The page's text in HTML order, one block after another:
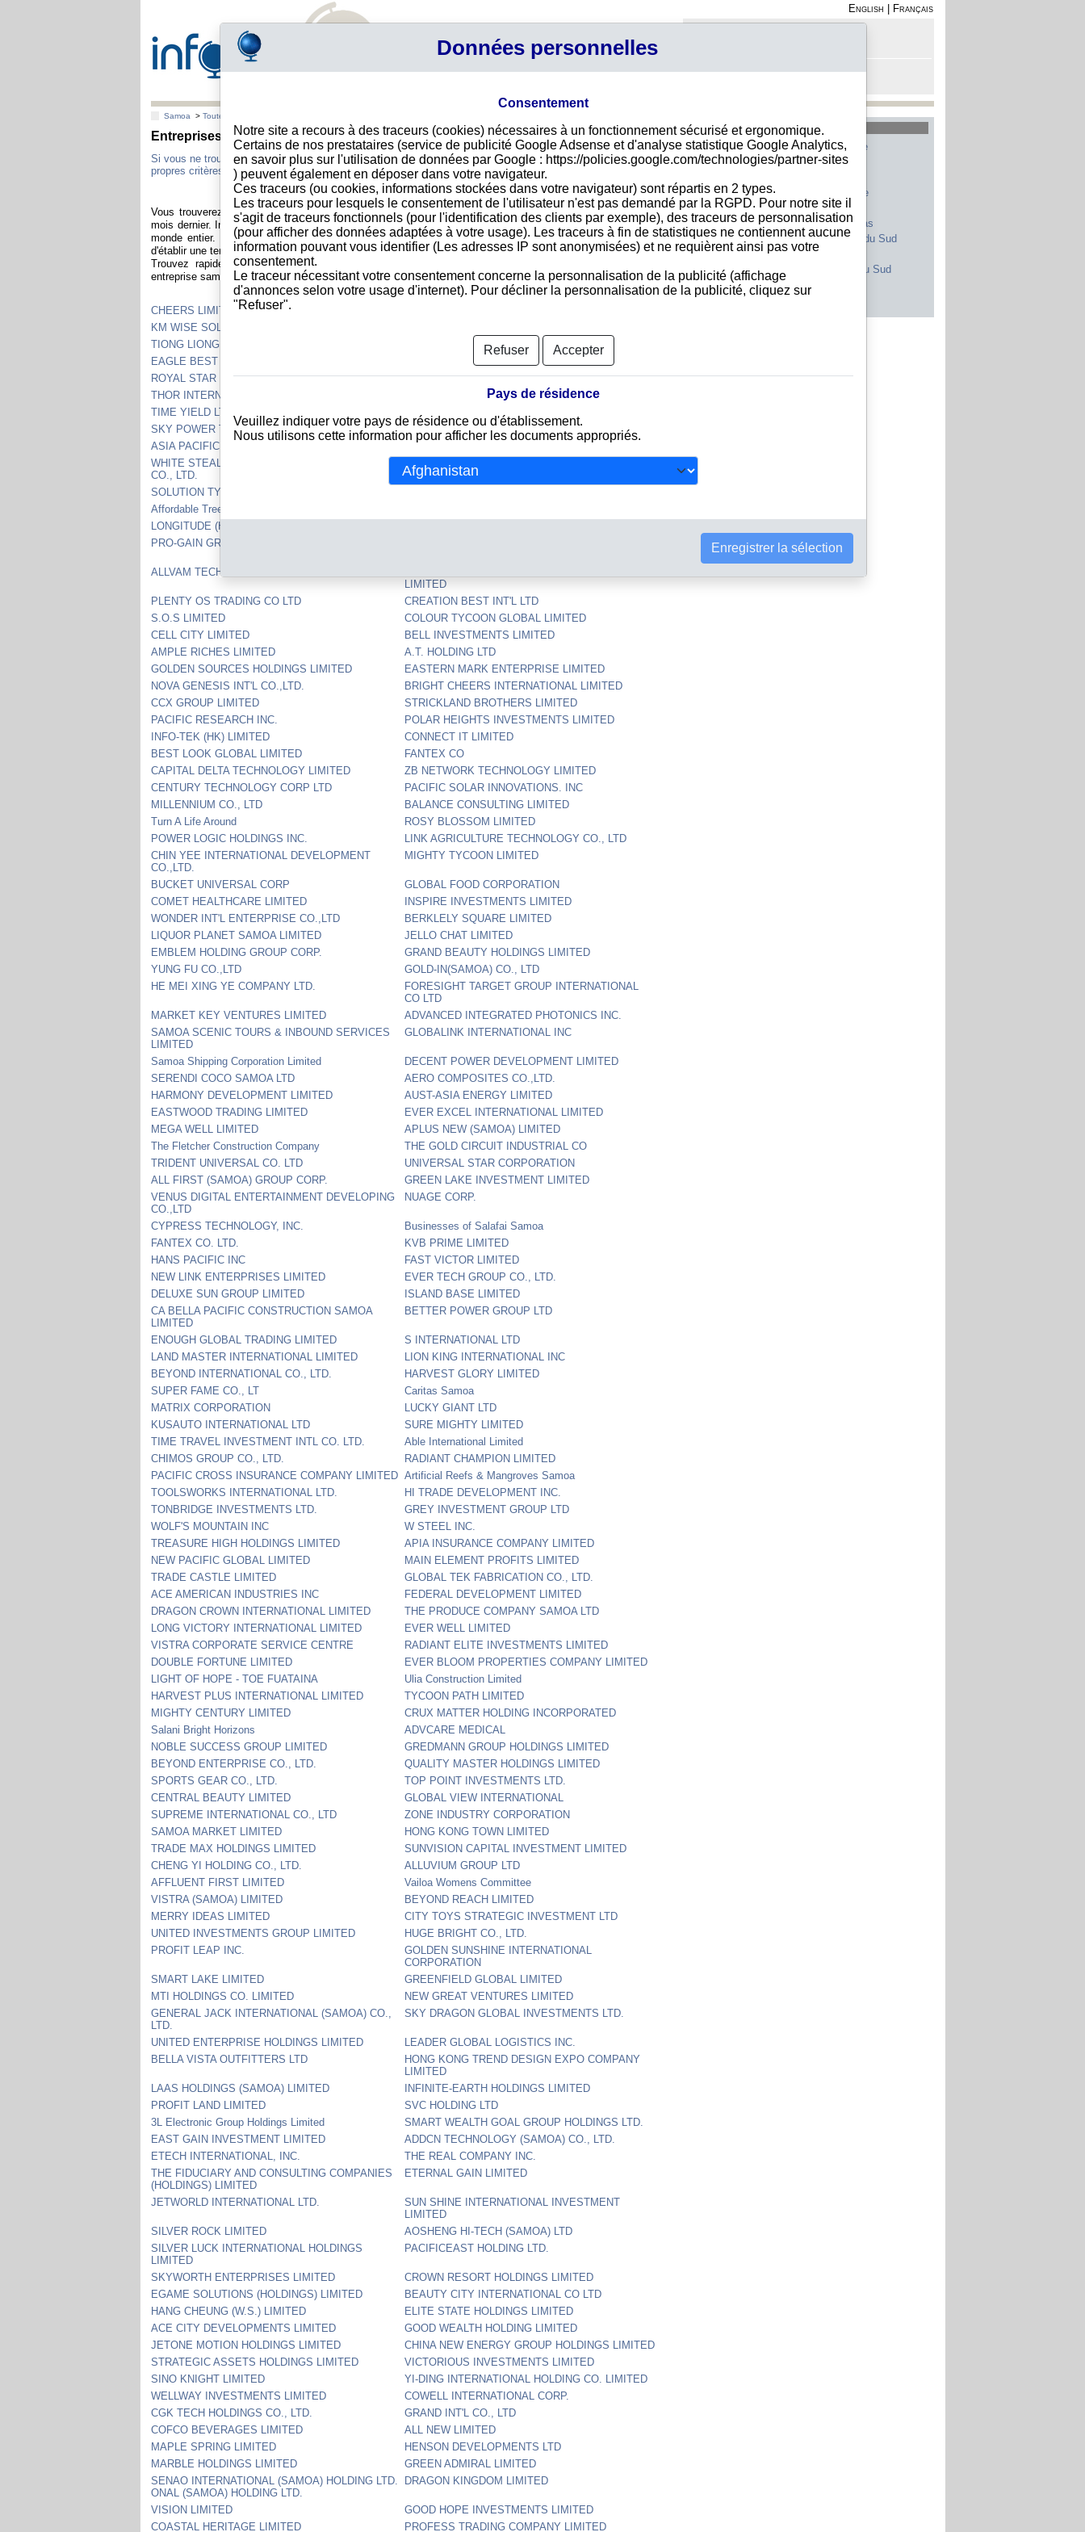
English
Français
Samoa >Toutes villes
Entreprises samoanes ayant été les plus recherchées
Si vous ne trouvez pas la société qui vous intéresse dans la liste ci-dessous, faîtes une recherche avec vos
propres critères : nom, adresse, N° de registre à Samoa
Vous trouverez ci-dessous la liste des sociétés samoanes dont les fiches ont été les plus recherchées le
mois dernier. Info-clipper est un outil spécialisé dans la fourniture d'informations B2B sur les sociétés dans le
monde entier. Il est consulté dans le monde entier. Cette variété des provenances des recherches permet
d'établir une tendance globale des consultations.
Trouvez rapidement les informations et documents nécessaires pour vous assurer de la fiabilité d'une
entreprise samoane : bilans, dirigeants, solvabilité...
CHEERS LIMITED
KM WISE SOLUTION LIMITED
TIONG LIONG TRADING SAMOA CO., LTD
OCEAN WINNER LTD.
EAGLE BEST VENTURES LIMITED
NEW WELL INTERNATIONAL LTD
ROYAL STAR INTERNATIONAL CO. LIMITED
BEST SURPASS LIMITED
THOR INTERNATIONAL LIMITED
FORTUNA ENTERTAINMENT COMPANY LIMITED
TIME YIELD LTD.
SKY POWER TECHNOLOGY LIMITED
Telbac Engineering
ASIA PACIFIC INVESTMENT GROUP LIMITED
SAI MOTORS
WHITE STEALTH ELECTRONIC TECHNOLOGY
CO., LTD.
WHITE STEALTH ELECTRONIC TEC HNOLOGY
CO., LTD
SOLUTION TYCOON LIMITED
Affordable Tree Surgeon
LONGITUDE (HEFEI) CO., LTD
PRO-GAIN GROUP CORPORATION
ALLVAM TECHNOLOGY INC
LIMITED
PLENTY OS TRADING CO LTD
CREATION BEST INT'L LTD
S.O.S LIMITED
COLOUR TYCOON GLOBAL LIMITED
CELL CITY LIMITED
BELL INVESTMENTS LIMITED
AMPLE RICHES LIMITED
A.T. HOLDING LTD
GOLDEN SOURCES HOLDINGS LIMITED
EASTERN MARK ENTERPRISE LIMITED
NOVA GENESIS INT'L CO.,LTD.
BRIGHT CHEERS INTERNATIONAL LIMITED
CCX GROUP LIMITED
STRICKLAND BROTHERS LIMITED
PACIFIC RESEARCH INC.
POLAR HEIGHTS INVESTMENTS LIMITED
INFO-TEK (HK) LIMITED
CONNECT IT LIMITED
BEST LOOK GLOBAL LIMITED
FANTEX CO
CAPITAL DELTA TECHNOLOGY LIMITED
ZB NETWORK TECHNOLOGY LIMITED
CENTURY TECHNOLOGY CORP LTD
PACIFIC SOLAR INNOVATIONS. INC
MILLENNIUM CO., LTD
BALANCE CONSULTING LIMITED
Turn A Life Around
ROSY BLOSSOM LIMITED
POWER LOGIC HOLDINGS INC.
LINK AGRICULTURE TECHNOLOGY CO., LTD
CHIN YEE INTERNATIONAL DEVELOPMENT
CO.,LTD.
MIGHTY TYCOON LIMITED
BUCKET UNIVERSAL CORP
GLOBAL FOOD CORPORATION
COMET HEALTHCARE LIMITED
INSPIRE INVESTMENTS LIMITED
WONDER INT'L ENTERPRISE CO.,LTD
BERKLELY SQUARE LIMITED
LIQUOR PLANET SAMOA LIMITED
JELLO CHAT LIMITED
EMBLEM HOLDING GROUP CORP.
GRAND BEAUTY HOLDINGS LIMITED
YUNG FU CO.,LTD
GOLD-IN(SAMOA) CO., LTD
HE MEI XING YE COMPANY LTD.
FORESIGHT TARGET GROUP INTERNATIONAL
CO LTD
MARKET KEY VENTURES LIMITED
ADVANCED INTEGRATED PHOTONICS INC.
SAMOA SCENIC TOURS & INBOUND SERVICES
LIMITED
GLOBALINK INTERNATIONAL INC
Samoa Shipping Corporation Limited
DECENT POWER DEVELOPMENT LIMITED
SERENDI COCO SAMOA LTD
AERO COMPOSITES CO.,LTD.
HARMONY DEVELOPMENT LIMITED
AUST-ASIA ENERGY LIMITED
EASTWOOD TRADING LIMITED
EVER EXCEL INTERNATIONAL LIMITED
MEGA WELL LIMITED
APLUS NEW (SAMOA) LIMITED
The Fletcher Construction Company
THE GOLD CIRCUIT INDUSTRIAL CO
TRIDENT UNIVERSAL CO. LTD
UNIVERSAL STAR CORPORATION
ALL FIRST (SAMOA) GROUP CORP.
GREEN LAKE INVESTMENT LIMITED
VENUS DIGITAL ENTERTAINMENT DEVELOPING
CO.,LTD
NUAGE CORP.
CYPRESS TECHNOLOGY, INC.
Businesses of Salafai Samoa
FANTEX CO. LTD.
KVB PRIME LIMITED
HANS PACIFIC INC
FAST VICTOR LIMITED
NEW LINK ENTERPRISES LIMITED
EVER TECH GROUP CO., LTD.
DELUXE SUN GROUP LIMITED
ISLAND BASE LIMITED
CA BELLA PACIFIC CONSTRUCTION SAMOA
LIMITED
BETTER POWER GROUP LTD
ENOUGH GLOBAL TRADING LIMITED
S INTERNATIONAL LTD
LAND MASTER INTERNATIONAL LIMITED
LION KING INTERNATIONAL INC
BEYOND INTERNATIONAL CO., LTD.
HARVEST GLORY LIMITED
SUPER FAME CO., LT
Caritas Samoa
MATRIX CORPORATION
LUCKY GIANT LTD
KUSAUTO INTERNATIONAL LTD
SURE MIGHTY LIMITED
TIME TRAVEL INVESTMENT INTL CO. LTD.
Able International Limited
CHIMOS GROUP CO., LTD.
RADIANT CHAMPION LIMITED
PACIFIC CROSS INSURANCE COMPANY LIMITED Artificial Reefs & Mangroves Samoa
TOOLSWORKS INTERNATIONAL LTD.
HI TRADE DEVELOPMENT INC.
TONBRIDGE INVESTMENTS LTD.
GREY INVESTMENT GROUP LTD
WOLF'S MOUNTAIN INC
W STEEL INC.
TREASURE HIGH HOLDINGS LIMITED
APIA INSURANCE COMPANY LIMITED
NEW PACIFIC GLOBAL LIMITED
MAIN ELEMENT PROFITS LIMITED
TRADE CASTLE LIMITED
GLOBAL TEK FABRICATION CO., LTD.
ACE AMERICAN INDUSTRIES INC
FEDERAL DEVELOPMENT LIMITED
DRAGON CROWN INTERNATIONAL LIMITED
THE PRODUCE COMPANY SAMOA LTD
LONG VICTORY INTERNATIONAL LIMITED
EVER WELL LIMITED
VISTRA CORPORATE SERVICE CENTRE
RADIANT ELITE INVESTMENTS LIMITED
DOUBLE FORTUNE LIMITED
EVER BLOOM PROPERTIES COMPANY LIMITED
LIGHT OF HOPE - TOE FUATAINA
Ulia Construction Limited
HARVEST PLUS INTERNATIONAL LIMITED
TYCOON PATH LIMITED
MIGHTY CENTURY LIMITED
CRUX MATTER HOLDING INCORPORATED
Salani Bright Horizons
ADVCARE MEDICAL
NOBLE SUCCESS GROUP LIMITED
GREDMANN GROUP HOLDINGS LIMITED
BEYOND ENTERPRISE CO., LTD.
QUALITY MASTER HOLDINGS LIMITED
SPORTS GEAR CO., LTD.
TOP POINT INVESTMENTS LTD.
CENTRAL BEAUTY LIMITED
GLOBAL VIEW INTERNATIONAL
SUPREME INTERNATIONAL CO., LTD
ZONE INDUSTRY CORPORATION
SAMOA MARKET LIMITED
HONG KONG TOWN LIMITED
TRADE MAX HOLDINGS LIMITED
SUNVISION CAPITAL INVESTMENT LIMITED
CHENG YI HOLDING CO., LTD.
ALLUVIUM GROUP LTD
AFFLUENT FIRST LIMITED
Vailoa Womens Committee
VISTRA (SAMOA) LIMITED
BEYOND REACH LIMITED
MERRY IDEAS LIMITED
CITY TOYS STRATEGIC INVESTMENT LTD
UNITED INVESTMENTS GROUP LIMITED
HUGE BRIGHT CO., LTD.
PROFIT LEAP INC.
GOLDEN SUNSHINE INTERNATIONAL
CORPORATION
SMART LAKE LIMITED
GREENFIELD GLOBAL LIMITED
MTI HOLDINGS CO. LIMITED
NEW GREAT VENTURES LIMITED
GENERAL JACK INTERNATIONAL (SAMOA) CO.,
LTD.
SKY DRAGON GLOBAL INVESTMENTS LTD.
UNITED ENTERPRISE HOLDINGS LIMITED
LEADER GLOBAL LOGISTICS INC.
BELLA VISTA OUTFITTERS LTD
HONG KONG TREND DESIGN EXPO COMPANY
LIMITED
LAAS HOLDINGS (SAMOA) LIMITED
INFINITE-EARTH HOLDINGS LIMITED
PROFIT LAND LIMITED
SVC HOLDING LTD
3L Electronic Group Holdings Limited
SMART WEALTH GOAL GROUP HOLDINGS LTD.
EAST GAIN INVESTMENT LIMITED
ADDCN TECHNOLOGY (SAMOA) CO., LTD.
ETECH INTERNATIONAL, INC.
THE REAL COMPANY INC.
THE FIDUCIARY AND CONSULTING COMPANIES
(HOLDINGS) LIMITED
ETERNAL GAIN LIMITED
JETWORLD INTERNATIONAL LTD.
SUN SHINE INTERNATIONAL INVESTMENT
LIMITED
SILVER ROCK LIMITED
AOSHENG HI-TECH (SAMOA) LTD
SILVER LUCK INTERNATIONAL HOLDINGS
LIMITED
PACIFICEAST HOLDING LTD.
SKYWORTH ENTERPRISES LIMITED
CROWN RESORT HOLDINGS LIMITED
EGAME SOLUTIONS (HOLDINGS) LIMITED
BEAUTY CITY INTERNATIONAL CO LTD
HANG CHEUNG (W.S.) LIMITED
ELITE STATE HOLDINGS LIMITED
ACE CITY DEVELOPMENTS LIMITED
GOOD WEALTH HOLDING LIMITED
JETONE MOTION HOLDINGS LIMITED
CHINA NEW ENERGY GROUP HOLDINGS LIMITED
STRATEGIC ASSETS HOLDINGS LIMITED
VICTORIOUS INVESTMENTS LIMITED
SINO KNIGHT LIMITED
YI-DING INTERNATIONAL HOLDING CO. LIMITED
WELLWAY INVESTMENTS LIMITED
COWELL INTERNATIONAL CORP.
CGK TECH HOLDINGS CO., LTD.
GRAND INT'L CO., LTD
COFCO BEVERAGES LIMITED
ALL NEW LIMITED
MAPLE SPRING LIMITED
HENSON DEVELOPMENTS LTD
MARBLE HOLDINGS LIMITED
GREEN ADMIRAL LIMITED
SENAO INTERNATIONAL (SAMOA) HOLDING LTD.
ONAL (SAMOA) HOLDING LTD.
DRAGON KINGDOM LIMITED
VISION LIMITED
GOOD HOPE INVESTMENTS LIMITED
COASTAL HERITAGE LIMITED
PROFESS TRADING COMPANY LIMITED
Pays les plus recherchés
Allemagne
Belgique
Etats-Unis
Italie
Suisse
Espagne
Royaume-Uni
Maroc
Canada
Pays-Bas
Japon
Afrique du Sud
Inde
Pologne
Corée du Sud
Brésil
Tous les pays
Données personnelles
Consentement
Notre site a recours à des traceurs (cookies) nécessaires à un fonctionnement sécurisé et ergonomique.
Certains de nos prestataires (service de publicité Google Adsense et d'analyse statistique Google Analytics,
en savoir plus sur l'utilisation de données par Google : https://policies.google.com/technologies/partner-sites
) peuvent également en déposer dans votre navigateur.
Ces traceurs (ou cookies, informations stockées dans votre navigateur) sont répartis en 2 types.
Les traceurs pour lesquels le consentement de l'utilisateur n'est pas demandé par la RGPD. Pour notre site il
s'agit de traceurs fonctionnels (pour l'identification des clients par exemple), des traceurs de personnalisation
(pour afficher des données adaptées à votre usage). Les traceurs à fin de statistiques ne contiennent aucune
information pouvant vous identifier (Les adresses IP sont anonymisées) et ne requièrent ainsi pas votre
consentement.
Le traceur nécessitant votre consentement concerne la personnalisation de la publicité (affichage
d'annonces selon votre usage d'internet). Pour décliner la personnalisation de la publicité, cliquez sur
"Refuser".
Refuser Accepter
Pays de résidence
Veuillez indiquer votre pays de résidence ou d'établissement.
Nous utilisons cette information pour afficher les documents appropriés.
Enregistrer la sélection